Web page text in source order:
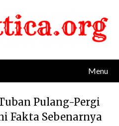
Menu
Pulang-Pergi
Fakta Sebenarnya